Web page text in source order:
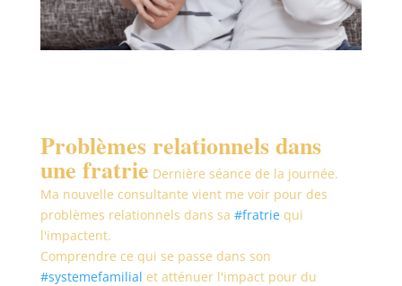
Problèmes relationnels dans
une fratrie Dernière séance de la journée.
Ma nouvelle consultante vient me voir pour des
problèmes relationnels dans sa #fratriequi
l'impactent.
Comprendre ce qui se passe dans son
#systemefamilial et atténuer l'impact pour du